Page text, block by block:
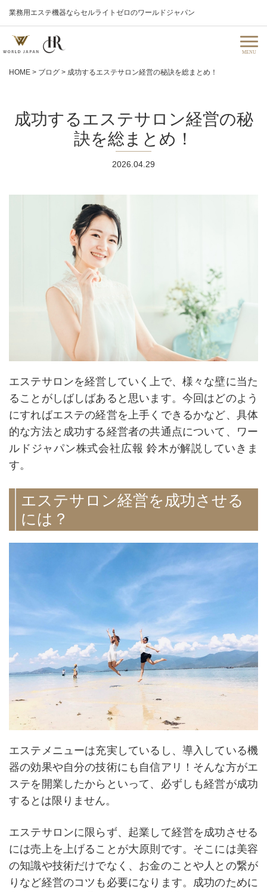
業務用エステ機器ならセルライトゼロのワールドジャパン
HOME > ブログ > 成功するエステサロン経営の秘訣を総まとめ！
成功するエステサロン経営の秘
訣を総まとめ！
2026.04.29
エステサロンを経営していく上で、様々な壁に当た
ることがしばしばあると思います。今回はどのよう
にすればエステの経営を上手くできるかなど、具体
的な方法と成功する経営者の共通点について、ワー
ルドジャパン株式会社広報 鈴木が解説していきま
す。
エステサロン経営を成功させる
には？
エステメニューは充実しているし、導入している機
器の効果や自分の技術にも自信アリ！そんな方がエ
ステを開業したからといって、必ずしも経営が成功
するとは限りません。
エステサロンに限らず、起業して経営を成功させる
には売上を上げることが大原則です。そこには美容
の知識や技術だけでなく、お金のことや人との繋が
りなど経営のコツも必要になります。成功のために